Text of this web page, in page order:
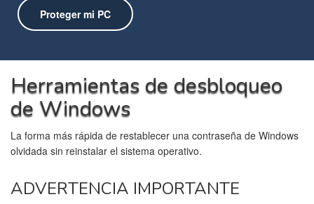
Proteger mi PC
Herramientas de desbloqueo
de Windows
La forma más rápida de restablecer una contraseña de Windows
olvidada sin reinstalar el sistema operativo.
ADVERTENCIA IMPORTANTE